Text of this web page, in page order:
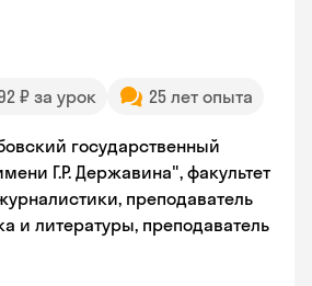
₽ за урок 25 лет опыта
государственный
Г.Р. Державина", факультет
преподаватель
и литературы, преподаватель